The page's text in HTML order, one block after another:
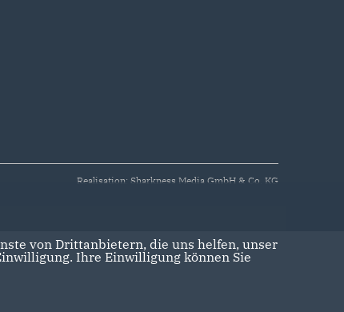
Realisation: Sharkness Media GmbH & Co. KG
von Drittanbietern, die uns helfen, unser
Ihre Einwilligung können Sie